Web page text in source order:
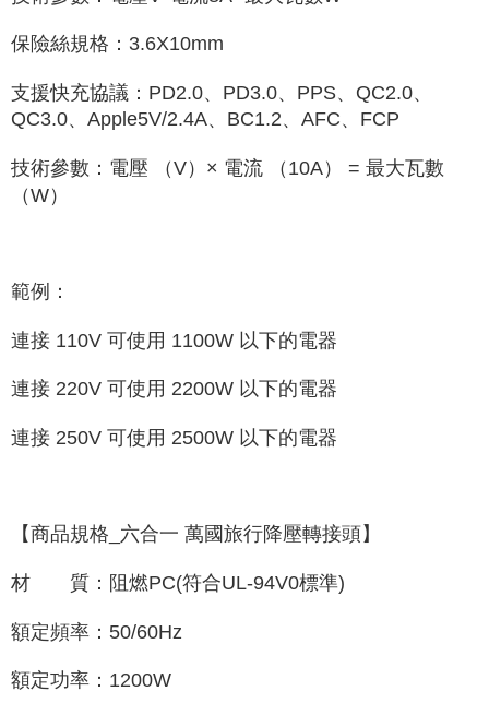
保險絲規格：3.6X10mm
支援快充協議：PD2.0、PD3.0、PPS、QC2.0、
QC3.0、Apple5V/2.4A、BC1.2、AFC、FCP
技術參數：電壓 （V）× 電流 （10A） = 最大瓦數
（W）
範例：
連接 110V 可使用 1100W 以下的電器
連接 220V 可使用 2200W 以下的電器
連接 250V 可使用 2500W 以下的電器
【商品規格_六合一 萬國旅行降壓轉接頭】
材 質：阻燃PC(符合UL-94V0標準)
額定頻率：50/60Hz
額定功率：1200W